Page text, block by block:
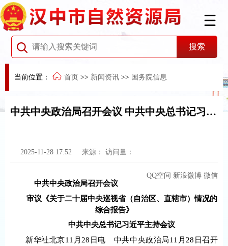
当前位置： 首页 >> 新闻资讯 >> 国务院信息
中共中央政治局召开会议 中共中央总书记习近平主持会议
2025-11-28 17:52 来源： 访问量：
QQ空间 新浪微博 微信
中共中央政治局召开会议
审议《关于二十届中央巡视省（自治区、直辖市）情况的
综合报告》
中共中央总书记习近平主持会议
新华社北京11月28日电 中共中央政治局11月28日召开